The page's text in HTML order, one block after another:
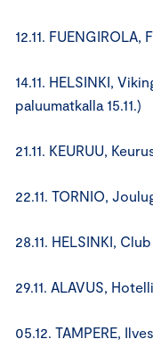
12.11. FUENGIROLA,
14.11. HELSINKI,
paluumatkalla 15.11.)
21.11. KEURUU,
22.11. TORNIO,
28.11. HELSINKI,
29.11. ALAVUS,
05.12. TAMPERE, Ilves